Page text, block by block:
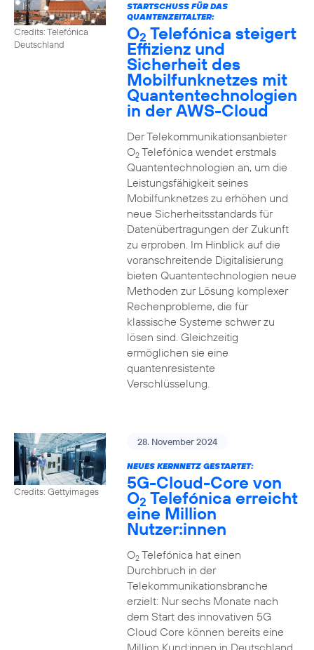
Credits: Telefónica
Deutschland
STARTSCHUSS FÜR DAS
QUANTENZEITALTER:
O2 Telefónica steigert
Effizienz und
Sicherheit des
Mobilfunknetzes mit
Quantentechnologien
in der AWS-Cloud
Der Telekommunikationsanbieter
O2Telefónica wendet erstmals
Quantentechnologien an, um die
Leistungsfähigkeit seines
Mobilfunknetzes zu erhöhen und
neue Sicherheitsstandards für
Datenübertragungen der Zukunft
zu erproben. Im Hinblick auf die
voranschreitende Digitalisierung
bieten Quantentechnologien neue
Methoden zur Lösung komplexer
Rechenprobleme, die für
klassische Systeme schwer zu
lösen sind. Gleichzeitig
ermöglichen sie eine
quantenresistente
Verschlüsselung.
Credits: Gettyimages
28. November 2024
NEUES KERNNETZ GESTARTET:
5G-Cloud-Core von
O2 Telefónica erreicht
eine Million
Nutzer:innen
O2Telefónica hat einen
Durchbruch in der
Telekommunikationsbranche
erzielt: Nur sechs Monate nach
dem Start des innovativen 5G
Cloud Core können bereits eine
Million Kund:innen in Deutschland